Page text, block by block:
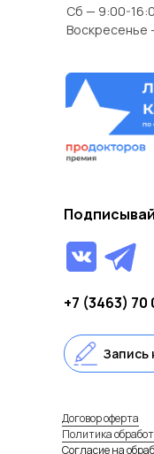
Запись
+7 (3463) 70
Сб — 9:00-
Воскресенье
Договор оферта
Политика
Согласие на